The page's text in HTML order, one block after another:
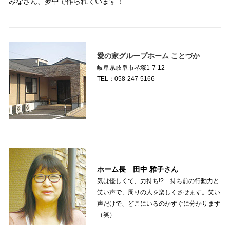
愛の家グループホーム ことづか
岐阜県岐阜市琴塚1-7-12
TEL：058-247-5166
ホーム長 田中 雅子さん
気は優しくて、力持ち!? 持ち前の行動力と
笑い声で、周りの人を楽しくさせます。笑い
声だけで、どこにいるのかすぐに分かります
（笑）